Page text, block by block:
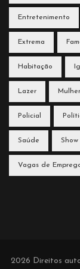
Entretenimento
Extrema
Habitação
Lazer
Policial
Saúde Show
Vagas de
2026 Direitos